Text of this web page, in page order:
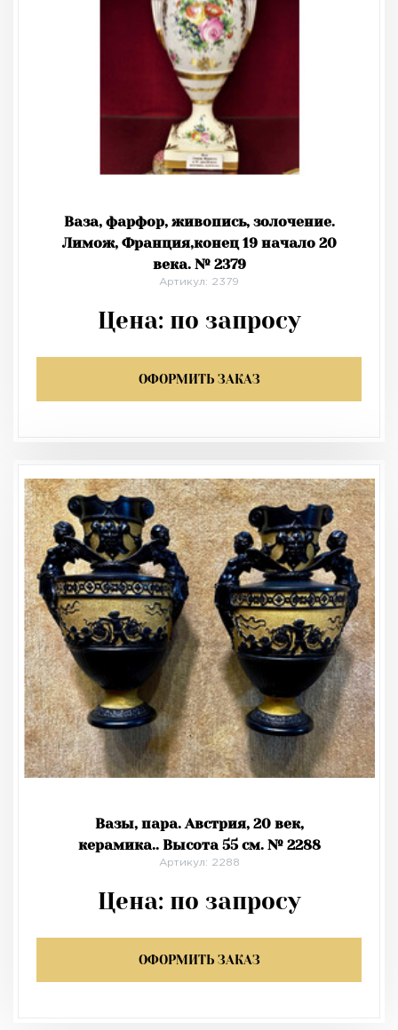
Ваза, фарфор, живопись, золочение.
Лимож, Франция,конец 19 начало 20
века. № 2379
Артикул: 2379
Цена: по запросу
ОФОРМИТЬ ЗАКАЗ
Вазы, пара. Австрия, 20 век,
керамика.. Высота 55 см. № 2288
Артикул: 2288
Цена: по запросу
ОФОРМИТЬ ЗАКАЗ